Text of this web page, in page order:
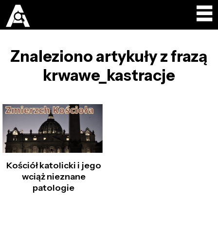
Znaleziono artykuły z frazą
krwawe_kastracje
Kościół katolicki i jego
wciąż nieznane
patologie